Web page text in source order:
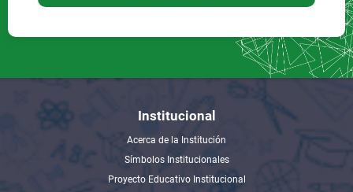
Institucional
Acerca de la Institución
Símbolos Institucionales
Proyecto Educativo Institucional